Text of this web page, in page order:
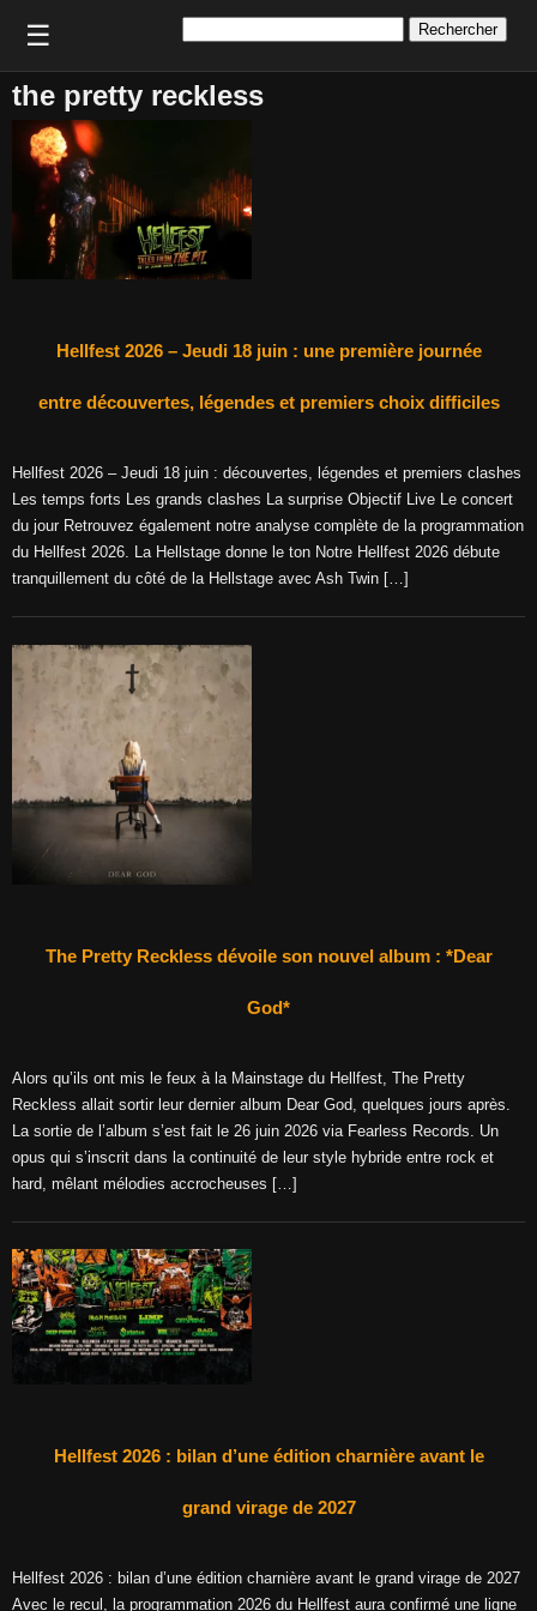
☰
the pretty reckless
Hellfest 2026 – Jeudi 18 juin : une première journée
entre découvertes, légendes et premiers choix difficiles
Hellfest 2026 – Jeudi 18 juin : découvertes, légendes et premiers clashes
Les temps forts Les grands clashes La surprise Objectif Live Le concert
du jour Retrouvez également notre analyse complète de la programmation
du Hellfest 2026. La Hellstage donne le ton Notre Hellfest 2026 débute
tranquillement du côté de la Hellstage avec Ash Twin […]
The Pretty Reckless dévoile son nouvel album : *Dear
God*
Alors qu’ils ont mis le feux à la Mainstage du Hellfest, The Pretty
Reckless allait sortir leur dernier album Dear God, quelques jours après.
La sortie de l’album s’est fait le 26 juin 2026 via Fearless Records. Un
opus qui s’inscrit dans la continuité de leur style hybride entre rock et
hard, mêlant mélodies accrocheuses […]
Hellfest 2026 : bilan d’une édition charnière avant le
grand virage de 2027
Hellfest 2026 : bilan d’une édition charnière avant le grand virage de 2027
Avec le recul, la programmation 2026 du Hellfest aura confirmé une ligne